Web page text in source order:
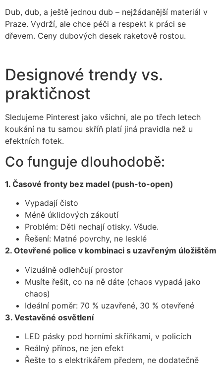
Dub, dub, a ještě jednou dub – nejžádanější materiál v
Praze. Vydrží, ale chce péči a respekt k práci se
dřevem. Ceny dubových desek raketově rostou.
Designové trendy vs.
praktičnost
Sledujeme Pinterest jako všichni, ale po třech letech
koukání na tu samou skříň platí jiná pravidla než u
efektních fotek.
Co funguje dlouhodobě:
1. Časové fronty bez madel (push-to-open)
Vypadají čisto
Méně úklidových zákoutí
Problém: Děti nechají otisky. Všude.
Řešení: Matné povrchy, ne lesklé
2. Otevřené police v kombinaci s uzavřeným úložištěm
Vizuálně odlehčují prostor
Musíte řešit, co na ně dáte (chaos vypadá jako
chaos)
Ideální poměr: 70 % uzavřené, 30 % otevřené
3. Vestavěné osvětlení
LED pásky pod horními skříňkami, v policích
Reálný přínos, ne jen efekt
Řešte to s elektrikářem předem, ne dodatečně